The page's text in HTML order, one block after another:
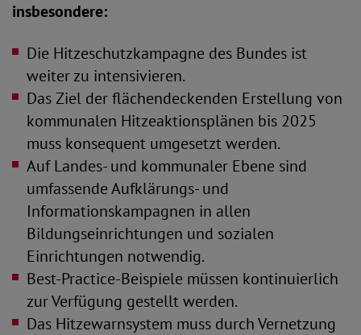
insbesondere:
Die Hitzeschutzkampagne des Bundes ist
weiter zu intensivieren.
Das Ziel der flächendeckenden Erstellung von
kommunalen Hitzeaktionsplänen bis 2025
muss konsequent umgesetzt werden.
Auf Landes- und kommunaler Ebene sind
umfassende Aufklärungs- und
Informationskampagnen in allen
Bildungseinrichtungen und sozialen
Einrichtungen notwendig.
Best-Practice-Beispiele müssen kontinuierlich
zur Verfügung gestellt werden.
Das Hitzewarnsystem muss durch Vernetzung